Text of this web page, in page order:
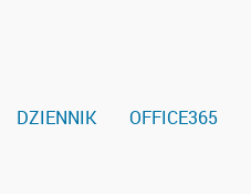
DZIENNIK OFFICE365